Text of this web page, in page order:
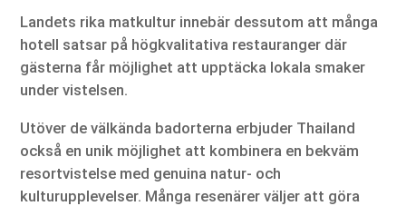
Landets rika matkultur innebär dessutom att många
hotell satsar på högkvalitativa restauranger där
gästerna får möjlighet att upptäcka lokala smaker
under vistelsen.
Utöver de välkända badorterna erbjuder Thailand
också en unik möjlighet att kombinera en bekväm
resortvistelse med genuina natur- och
kulturupplevelser. Många resenärer väljer att göra